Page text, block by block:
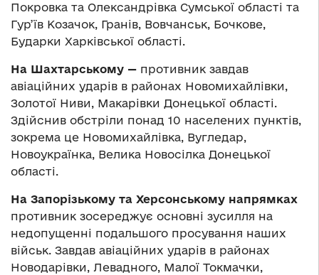
Покровка та Олександрівка Сумської області та
Гур’їв Козачок, Гранів, Вовчанськ, Бочкове,
Бударки Харківської області.
На Шахтарському — противник завдав
авіаційних ударів в районах Новомихайлівки,
Золотої Ниви, Макарівки Донецької області.
Здійснив обстріли понад 10 населених пунктів,
зокрема це Новомихайлівка, Вугледар,
Новоукраїнка, Велика Новосілка Донецької
області.
На Запорізькому та Херсонському напрямках
противник зосереджує основні зусилля на
недопущенні подальшого просування наших
військ. Завдав авіаційних ударів в районах
Новодарівки, Левадного, Малої Токмачки,